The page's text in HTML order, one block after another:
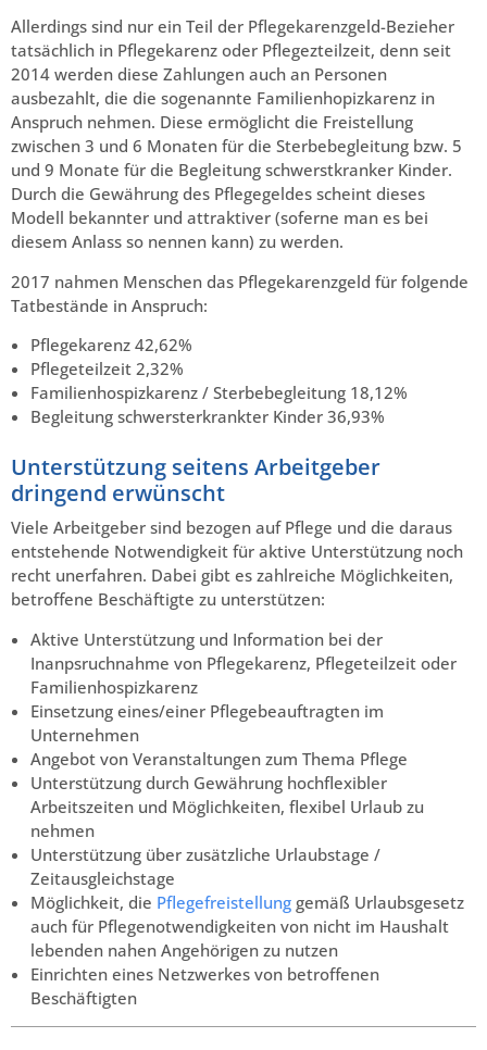
Allerdings sind nur ein Teil der Pflegekarenzgeld-Bezieher
tatsächlich in Pflegekarenz oder Pflegezteilzeit, denn seit
2014 werden diese Zahlungen auch an Personen
ausbezahlt, die die sogenannte Familienhopizkarenz in
Anspruch nehmen. Diese ermöglicht die Freistellung
zwischen 3 und 6 Monaten für die Sterbebegleitung bzw. 5
und 9 Monate für die Begleitung schwerstkranker Kinder.
Durch die Gewährung des Pflegegeldes scheint dieses
Modell bekannter und attraktiver (soferne man es bei
diesem Anlass so nennen kann) zu werden.
2017 nahmen Menschen das Pflegekarenzgeld für folgende
Tatbestände in Anspruch:
Pflegekarenz 42,62%
Pflegeteilzeit 2,32%
Familienhospizkarenz / Sterbebegleitung 18,12%
Begleitung schwersterkrankter Kinder 36,93%
Unterstützung seitens Arbeitgeber
dringend erwünscht
Viele Arbeitgeber sind bezogen auf Pflege und die daraus
entstehende Notwendigkeit für aktive Unterstützung noch
recht unerfahren. Dabei gibt es zahlreiche Möglichkeiten,
betroffene Beschäftigte zu unterstützen:
Aktive Unterstützung und Information bei der
Inanpsruchnahme von Pflegekarenz, Pflegeteilzeit oder
Familienhospizkarenz
Einsetzung eines/einer Pflegebeauftragten im
Unternehmen
Angebot von Veranstaltungen zum Thema Pflege
Unterstützung durch Gewährung hochflexibler
Arbeitszeiten und Möglichkeiten, flexibel Urlaub zu
nehmen
Unterstützung über zusätzliche Urlaubstage /
Zeitausgleichstage
Möglichkeit, die Pflegefreistellung gemäß Urlaubsgesetz
auch für Pflegenotwendigkeiten von nicht im Haushalt
lebenden nahen Angehörigen zu nutzen
Einrichten eines Netzwerkes von betroffenen
Beschäftigten